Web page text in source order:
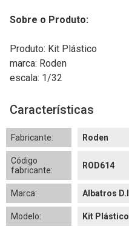
Sobre o Produto:
Produto: Kit Plástico
marca: Roden
escala: 1/32
Características
Fabricante: Roden
Código
fabricante:
ROD614
Marca: Albatros D.I
Modelo: Kit Plástico